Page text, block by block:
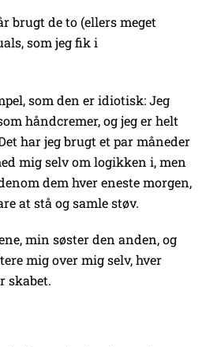
brugt de to (ellers meget
som jeg fik i
som den er idiotisk: Jeg
håndcremer, og jeg er helt
har jeg brugt et par måneder
mig selv om logikken i, men
dem hver eneste morgen,
at stå og samle støv.
min søster den anden, og
mig over mig selv, hver
skabet.